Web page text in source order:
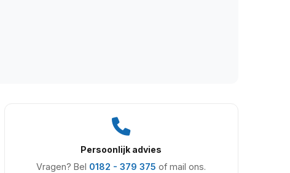
Persoonlijk advies
Vragen? Bel 0182 - 379 375 of mail ons.